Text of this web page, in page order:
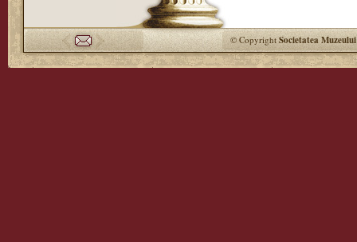
© CopyrightSocietatea